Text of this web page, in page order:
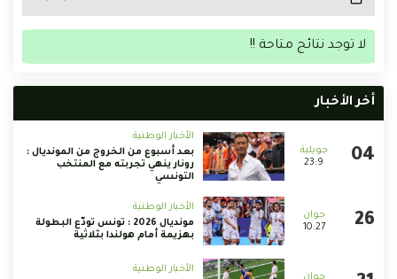
لا توجد نتائج متاحة !!
أخر الأخبار
23:9
الأخبار الوطنية
بعد أسبوع من الخروج من المونديال :
رونار ينهي تجربته مع المنتخب
التونسي
10:27
الأخبار الوطنية
مونديال 2026 : تونس تودّع البطولة
بهزيمة أمام هولندا بثلاثية
الأخبار الوطنية